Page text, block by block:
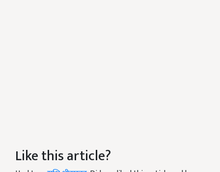
Like this article?